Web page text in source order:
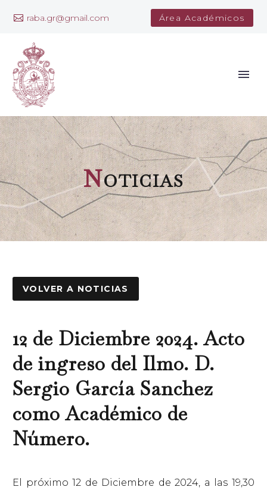
raba.gr@gmail.com Área Académicos
Noticias
VOLVER A NOTICIAS
12 de Diciembre 2024. Acto
de ingreso del Ilmo. D.
Sergio García Sanchez
como Académico de
Número.
El próximo 12 de Diciembre de 2024, a las 19,30